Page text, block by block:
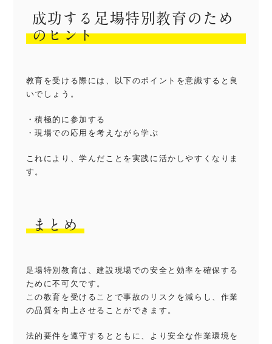
成功する足場特別教育のため
のヒント
教育を受ける際には、以下のポイントを意識すると良
いでしょう。
・積極的に参加する
・現場での応用を考えながら学ぶ
これにより、学んだことを実践に活かしやすくなりま
す。
まとめ
足場特別教育は、建設現場での安全と効率を確保する
ために不可欠です。
この教育を受けることで事故のリスクを減らし、作業
の品質を向上させることができます。
法的要件を遵守するとともに、より安全な作業環境を